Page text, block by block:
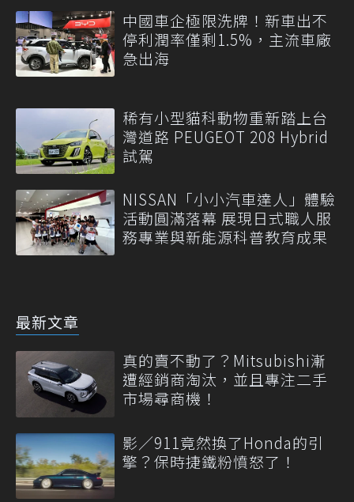
中國車企極限洗牌！新車出不
停利潤率僅剩1.5%，主流車廠
急出海
稀有小型貓科動物重新踏上台
灣道路 PEUGEOT 208 Hybrid
試駕
NISSAN「小小汽車達人」體驗
活動圓滿落幕 展現日式職人服
務專業與新能源科普教育成果
最新文章
真的賣不動了？Mitsubishi漸
遭經銷商淘汰，並且專注二手
市場尋商機！
影／911竟然換了Honda的引
擎？保時捷鐵粉憤怒了！